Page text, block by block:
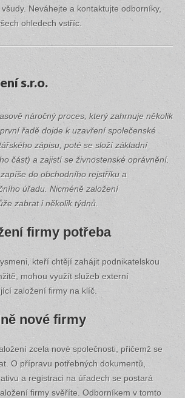
Neváhejte a kontaktujte odborníky,
ohledech vstříc.
s.r.o.
náročný proces, který zahrnuje několik
řadě dojde k uzavření společenské
zápisu, poté se složí základní
část) a zajistí se živnostenské oprávnění.
do obchodního rejstříku a
úřadu. Nicméně založení
zabrat i několik týdnů.
firmy potřeba
kteří chtějí zahájit podnikatelskou
mohou využít služeb externí
založení firmy na klíč.
nové firmy
zcela nové společnosti, přičemž se
O přípravu potřebných dokumentů,
a registraci na úřadech se postará
firmy svěříte. Odborníkem v tomto